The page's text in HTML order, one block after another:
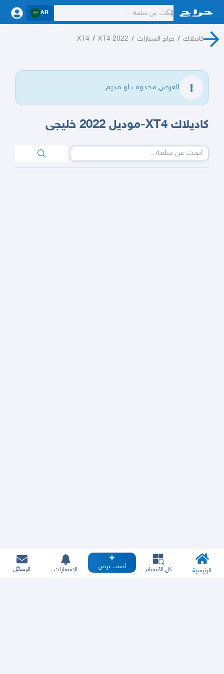
AR
كاديلاك / حراج السيارات /
XT4 2022
/
XT4
العرض محذوف او قديم.
كاديلاك XT4-موديل 2022 خليجى
الرئيسية كل الأقسام أضف عرض الإشعارات الرسائل